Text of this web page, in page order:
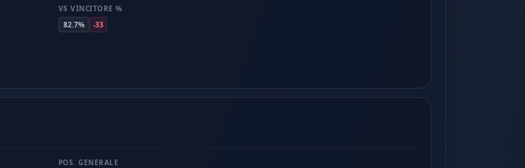
VS VINCITORE %
82.7%
-33
POS. GENERALE